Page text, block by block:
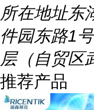
所在地址东
件园东路1
层（自贸区
推荐产品